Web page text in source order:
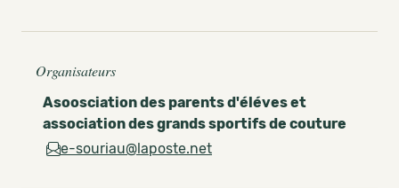
Organisateurs
Asoosciation des parents d'éléves et
association des grands sportifs de couture
e-souriau@laposte.net